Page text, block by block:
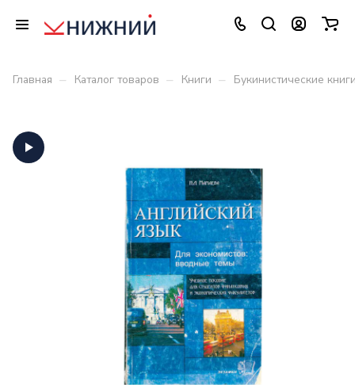
Главная – Каталог товаров – Книги – Букинистические